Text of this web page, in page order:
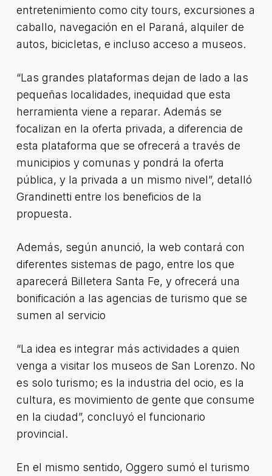
entretenimiento como city tours, excursiones a
caballo, navegación en el Paraná, alquiler de
autos, bicicletas, e incluso acceso a museos.
“Las grandes plataformas dejan de lado a las
pequeñas localidades, inequidad que esta
herramienta viene a reparar. Además se
focalizan en la oferta privada, a diferencia de
esta plataforma que se ofrecerá a través de
municipios y comunas y pondrá la oferta
pública, y la privada a un mismo nivel”, detalló
Grandinetti entre los beneficios de la
propuesta.
Además, según anunció, la web contará con
diferentes sistemas de pago, entre los que
aparecerá Billetera Santa Fe, y ofrecerá una
bonificación a las agencias de turismo que se
sumen al servicio
“La idea es integrar más actividades a quien
venga a visitar los museos de San Lorenzo. No
es solo turismo; es la industria del ocio, es la
cultura, es movimiento de gente que consume
en la ciudad”, concluyó el funcionario
provincial.
En el mismo sentido, Oggero sumó el turismo